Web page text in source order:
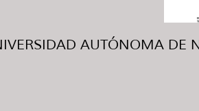
AUTÓNOMA DE